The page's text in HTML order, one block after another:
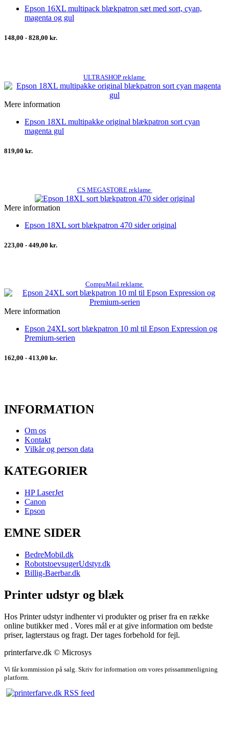
Epson 16XL multipack blækpatron sæt med sort, cyan,
magenta og gul
148,00 - 828,00 kr.
ULTRASHOP reklame
Mere information
Epson 18XL multipakke original blækpatron sort cyan
magenta gul
819,00 kr.
CS MEGASTORE reklame
Mere information
Epson 18XL sort blækpatron 470 sider original
223,00 - 449,00 kr.
CompuMail reklame
Mere information
Epson 24XL sort blækpatron 10 ml til Epson Expression og
Premium-serien
162,00 - 413,00 kr.
INFORMATION
Om os
Kontakt
Vilkår og person data
KATEGORIER
HP LaserJet
Canon
Epson
EMNE SIDER
BedreMobil.dk
RobotstoevsugerUdstyr.dk
Billig-Baerbar.dk
Printer udstyr og blæk
Hos Printer udstyr indhenter vi produkter og priser fra en række
online butikker med . Vores mål er at give information om bedste
priser, lagterstaus og fragt. Der tages forbehold for fejl.
printerfarve.dk © Microsys
Vi får kommission på salg. Skriv for information om vores prissammenligning
platform.